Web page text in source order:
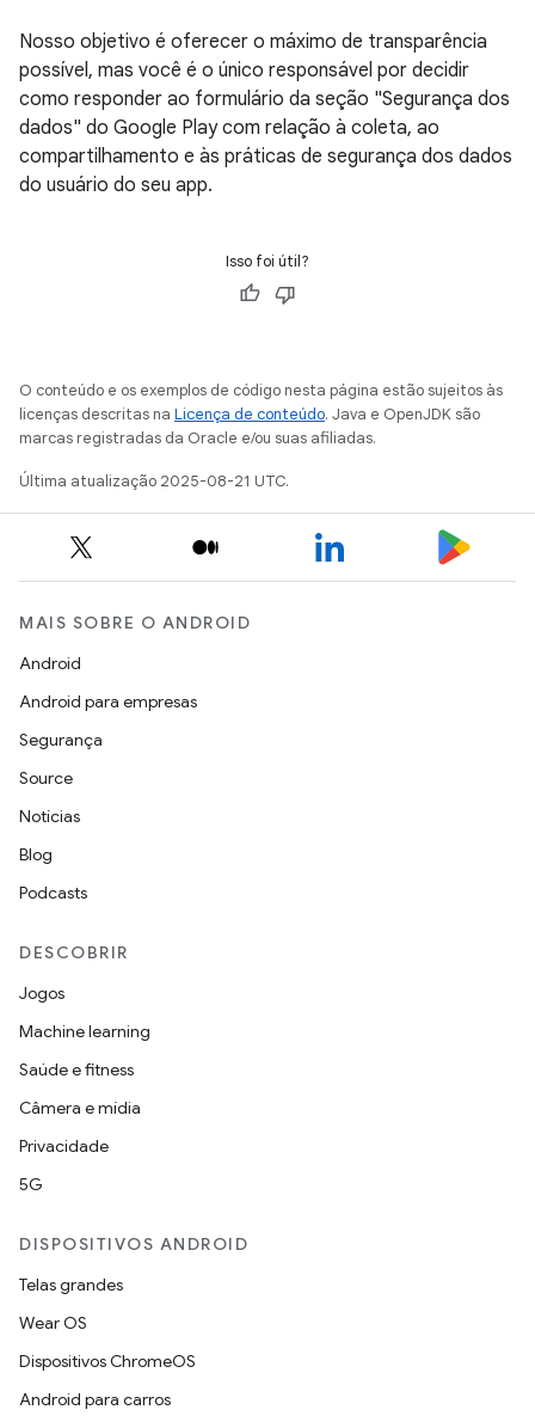
Nosso objetivo é oferecer o máximo de transparência
possível, mas você é o único responsável por decidir
como responder ao formulário da seção "Segurança dos
dados" do Google Play com relação à coleta, ao
compartilhamento e às práticas de segurança dos dados
do usuário do seu app.
Isso foi útil?
O conteúdo e os exemplos de código nesta página estão sujeitos às
licenças descritas na Licença de conteúdo. Java e OpenJDK são
marcas registradas da Oracle e/ou suas afiliadas.
Última atualização 2025-08-21 UTC.
MAIS SOBRE O ANDROID
Android
Android para empresas
Segurança
Source
Notícias
Blog
Podcasts
DESCOBRIR
Jogos
Machine learning
Saúde e fitness
Câmera e mídia
Privacidade
5G
DISPOSITIVOS ANDROID
Telas grandes
Wear OS
Dispositivos ChromeOS
Android para carros